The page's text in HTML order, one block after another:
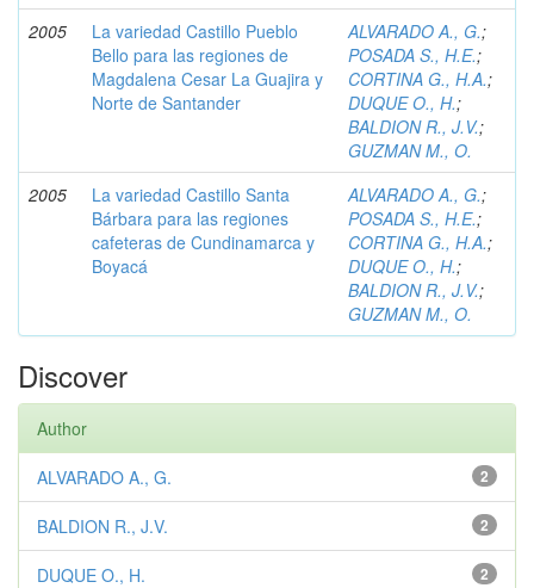
2005
La variedad Castillo Pueblo
Bello para las regiones de
Magdalena Cesar La Guajira y
Norte de Santander
ALVARADO A., G.;
POSADA S., H.E.;
CORTINA G., H.A.;
DUQUE O., H.;
BALDION R., J.V.;
GUZMAN M., O.
2005
La variedad Castillo Santa
Bárbara para las regiones
cafeteras de Cundinamarca y
Boyacá
ALVARADO A., G.;
POSADA S., H.E.;
CORTINA G., H.A.;
DUQUE O., H.;
BALDION R., J.V.;
GUZMAN M., O.
Discover
Author
2
ALVARADO A., G.
2
BALDION R., J.V.
2
DUQUE O., H.